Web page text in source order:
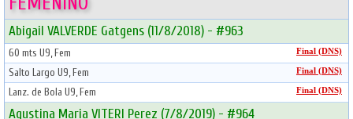
Abigail VALVERDE Gatgens (11/8/2018) - #963
60 mts U9, Fem Final (DNS)
Salto Largo U9, Fem Final (DNS)
Lanz. de Bola U9, Fem Final (DNS)
Agustina Maria VITERI Perez (7/8/2019) - #964